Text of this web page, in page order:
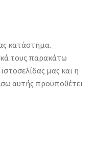
κατάστημα.
τους παρακάτω
μας και η
αυτής προϋποθέτει